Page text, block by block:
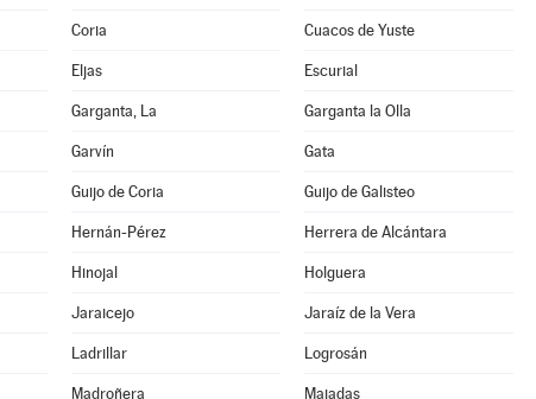
Coria Cuacos de Yuste
Eljas Escurial
Garganta, La Garganta la Olla
Garvín Gata
Guijo de Coria Guijo de Galisteo
Hernán-Pérez Herrera de Alcántara
Hinojal Holguera
Jaraicejo Jaraíz de la Vera
Ladrillar Logrosán
Madroñera Majadas